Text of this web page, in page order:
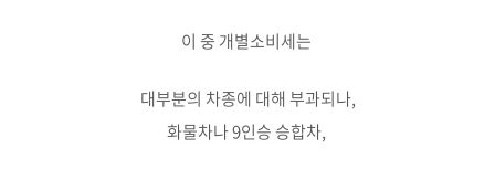
이 중 개별소비세는
대부분의 차종에 대해 부과되나,
화물차나 9인승 승합차,